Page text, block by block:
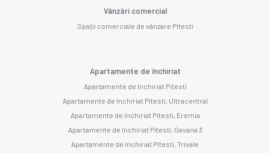
Vânzări comercial
Spații comerciale de vânzare Pitesti
Apartamente de închiriat
Apartamente de închiriat Pitesti
Apartamente de închiriat Pitesti, Ultracentral
Apartamente de închiriat Pitesti, Eremia
Apartamente de închiriat Pitesti, Gavana 3
Apartamente de închiriat Pitesti, Trivale